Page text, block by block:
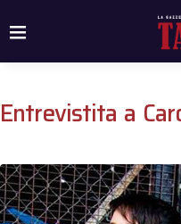
Entrevistita a